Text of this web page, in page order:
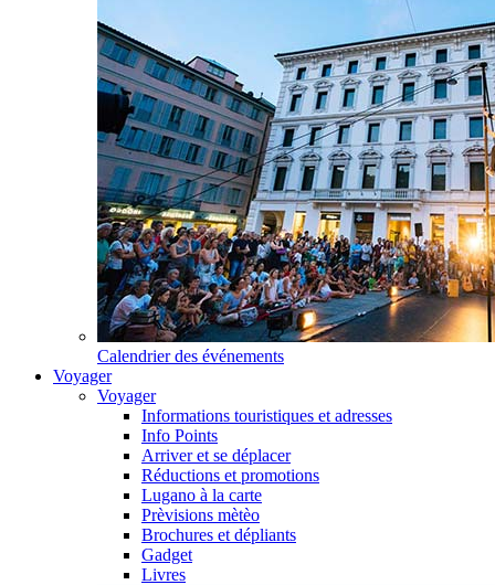
Calendrier des événements
Voyager
Voyager
Informations touristiques et adresses
Info Points
Arriver et se déplacer
Réductions et promotions
Lugano à la carte
Prèvisions mètèo
Brochures et dépliants
Gadget
Livres